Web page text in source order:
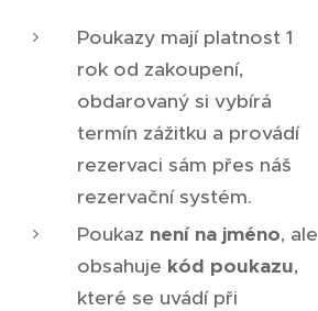
Poukazy mají platnost 1
rok od zakoupení,
obdarovaný si vybírá
termín zážitku a provádí
rezervaci sám přes náš
rezervační systém.
Poukaz není na jméno, ale
obsahuje kód poukazu,
které se uvádí při